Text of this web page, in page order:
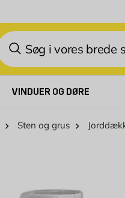
Søg
VINDUER OG DØRE
Sten og grus